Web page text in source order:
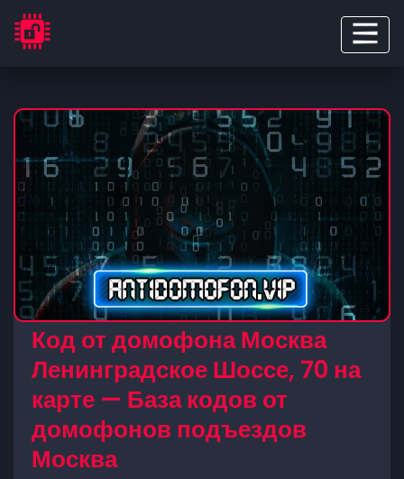
Код от домофона Москва
Ленинградское Шоссе, 70 на
карте — База кодов от
домофонов подъездов
Москва